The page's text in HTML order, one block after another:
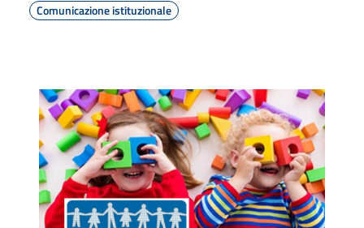
Comunicazione istituzionale